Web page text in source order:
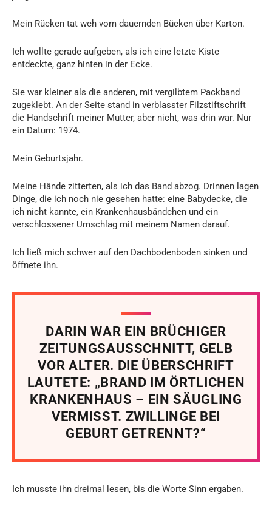
Mein Rücken tat weh vom dauernden Bücken über Karton.
Ich wollte gerade aufgeben, als ich eine letzte Kiste
entdeckte, ganz hinten in der Ecke.
Sie war kleiner als die anderen, mit vergilbtem Packband
zugeklebt. An der Seite stand in verblasster Filzstiftschrift
die Handschrift meiner Mutter, aber nicht, was drin war. Nur
ein Datum: 1974.
Mein Geburtsjahr.
Meine Hände zitterten, als ich das Band abzog. Drinnen lagen
Dinge, die ich noch nie gesehen hatte: eine Babydecke, die
ich nicht kannte, ein Krankenhausbändchen und ein
verschlossener Umschlag mit meinem Namen darauf.
Ich ließ mich schwer auf den Dachbodenboden sinken und
öffnete ihn.
DARIN WAR EIN BRÜCHIGER
ZEITUNGSAUSSCHNITT, GELB
VOR ALTER. DIE ÜBERSCHRIFT
LAUTETE: „BRAND IM ÖRTLICHEN
KRANKENHAUS – EIN SÄUGLING
VERMISST. ZWILLINGE BEI
GEBURT GETRENNT?“
Ich musste ihn dreimal lesen, bis die Worte Sinn ergaben.